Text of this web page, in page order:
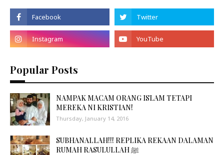
Popular Posts
NAMPAK MACAM ORANG ISLAM TETAPI
MEREKA NI KRISTIAN!
Thursday, January 14, 2016
SUBHANALLAH!!! REPLIKA REKAAN DALAMAN
RUMAH RASULULLAH ﷺ